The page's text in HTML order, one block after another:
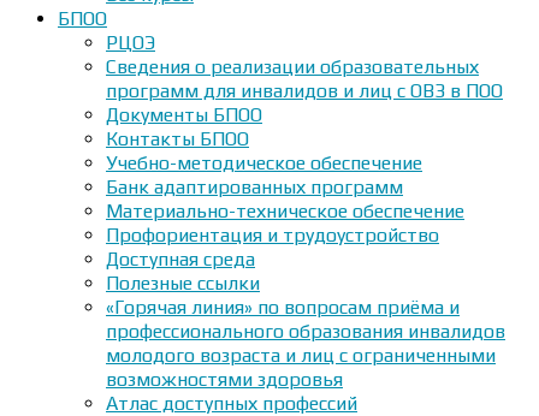
БПОО
РЦОЭ
Сведения о реализации образовательных
программ для инвалидов и лиц с ОВЗ в ПОО
Документы БПОО
Контакты БПОО
Учебно-методическое обеспечение
Банк адаптированных программ
Материально-техническое обеспечение
Профориентация и трудоустройство
Доступная среда
Полезные ссылки
«Горячая линия» по вопросам приёма и
профессионального образования инвалидов
молодого возраста и лиц с ограниченными
возможностями здоровья
Атлас доступных профессий